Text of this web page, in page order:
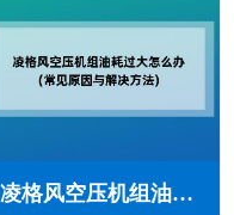
凌格风空压机组油耗过大怎么办(常见原因与解决方法)